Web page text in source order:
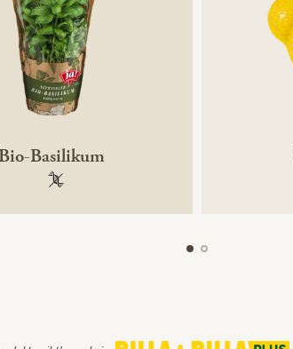
Basilikum
100 % gentechnikfrei